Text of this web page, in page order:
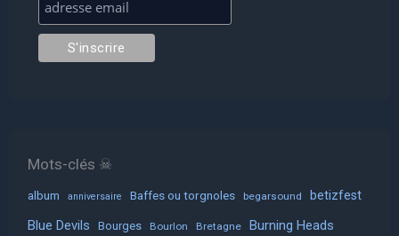
Mots-clés ☠
album anniversaire Baffes ou torgnoles begarsound betizfest
Blue Devils Bourges Bourlon Bretagne Burning Heads